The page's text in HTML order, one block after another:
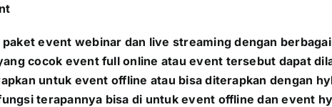
event webinar dan live streaming dengan
cocok event full online atau event tersebut dapat
untuk event offline atau bisa diterapkan dengan
terapannya bisa di untuk event offline dan event